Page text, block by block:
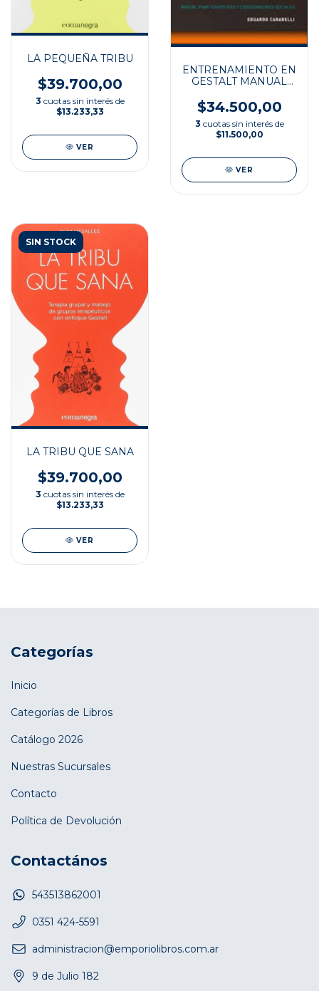
LA PEQUEÑA TRIBU
$39.700,00
3 cuotas sin interés de
$13.233,33
VER
ENTRENAMIENTO EN
GESTALT MANUAL
$34.500,00
3 cuotas sin interés de
$11.500,00
VER
SIN STOCK
LA TRIBU QUE SANA
$39.700,00
3 cuotas sin interés de
$13.233,33
VER
Categorías
Inicio
Categorías de Libros
Catálogo 2026
Nuestras Sucursales
Contacto
Política de Devolución
Contactános
543513862001
0351 424-5591
administracion@emporiolibros.com.ar
9 de Julio 182